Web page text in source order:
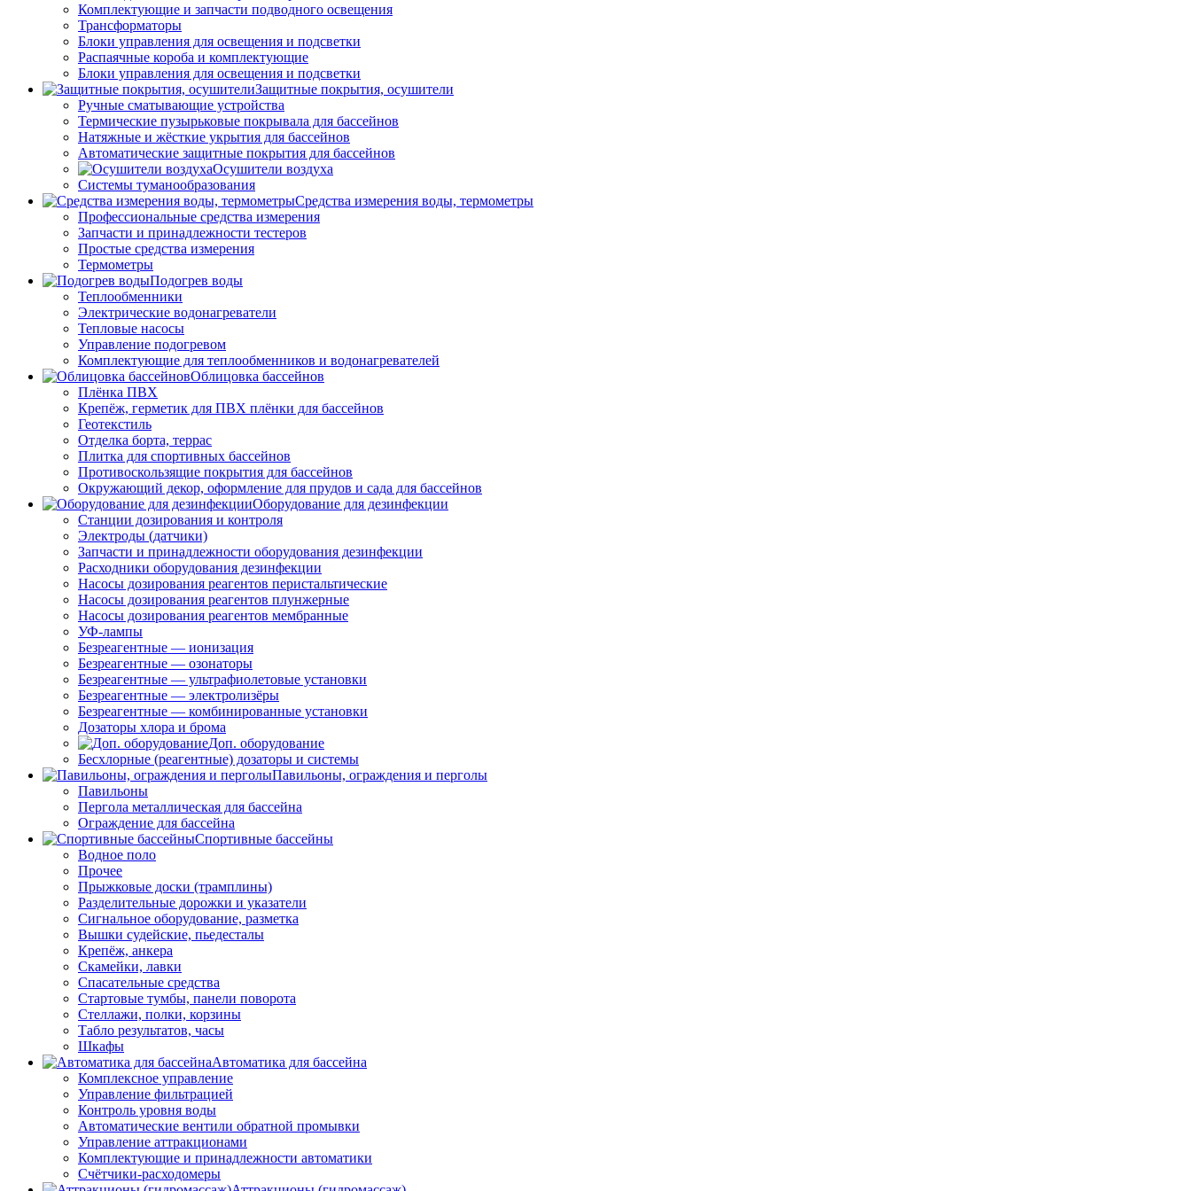
Комплектующие и запчасти подводного освещения
Трансформаторы
Блоки управления для освещения и подсветки
Распаячные короба и комплектующие
Блоки управления для освещения и подсветки
Защитные покрытия, осушители
Ручные сматывающие устройства
Термические пузырьковые покрывала для бассейнов
Натяжные и жёсткие укрытия для бассейнов
Автоматические защитные покрытия для бассейнов
Осушители воздуха
Системы туманообразования
Средства измерения воды, термометры
Профессиональные средства измерения
Запчасти и принадлежности тестеров
Простые средства измерения
Термометры
Подогрев воды
Теплообменники
Электрические водонагреватели
Тепловые насосы
Управление подогревом
Комплектующие для теплообменников и водонагревателей
Облицовка бассейнов
Плёнка ПВХ
Крепёж, герметик для ПВХ плёнки для бассейнов
Геотекстиль
Отделка борта, террас
Плитка для спортивных бассейнов
Противоскользящие покрытия для бассейнов
Окружающий декор, оформление для прудов и сада для бассейнов
Оборудование для дезинфекции
Станции дозирования и контроля
Электроды (датчики)
Запчасти и принадлежности оборудования дезинфекции
Расходники оборудования дезинфекции
Насосы дозирования реагентов перистальтические
Насосы дозирования реагентов плунжерные
Насосы дозирования реагентов мембранные
УФ-лампы
Безреагентные — ионизация
Безреагентные — озонаторы
Безреагентные — ультрафиолетовые установки
Безреагентные — электролизёры
Безреагентные — комбинированные установки
Дозаторы хлора и брома
Доп. оборудование
Бесхлорные (реагентные) дозаторы и системы
Павильоны, ограждения и перголы
Павильоны
Пергола металлическая для бассейна
Ограждение для бассейна
Спортивные бассейны
Водное поло
Прочее
Прыжковые доски (трамплины)
Разделительные дорожки и указатели
Cигнальное оборудование, разметка
Вышки судейские, пьедесталы
Крепёж, анкера
Скамейки, лавки
Спасательные средства
Стартовые тумбы, панели поворота
Стеллажи, полки, корзины
Табло результатов, часы
Шкафы
Автоматика для бассейна
Комплексное управление
Управление фильтрацией
Контроль уровня воды
Автоматические вентили обратной промывки
Управление аттракционами
Комплектующие и принадлежности автоматики
Счётчики-расходомеры